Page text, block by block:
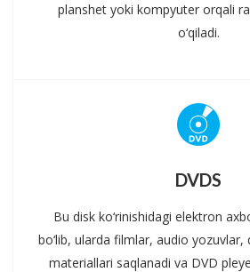
planshet yoki kompyuter orqali
o‘qiladi.
DVDS
Bu disk ko‘rinishidagi elektron
bo‘lib, ularda filmlar, audio yozuvlar,
materiallari saqlanadi va DVD